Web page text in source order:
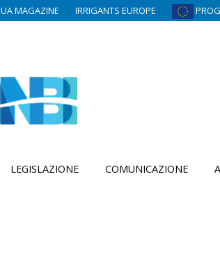
MAGAZINE IRRIGANTS EUROPE
LEGISLAZIONE COMUNICAZIONE